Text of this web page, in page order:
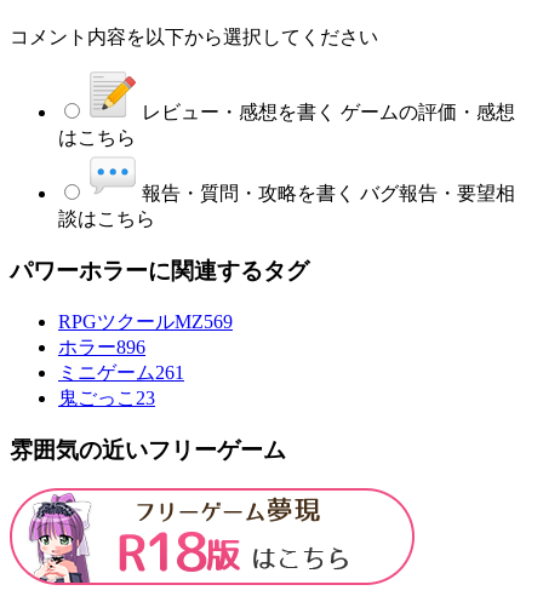
コメント内容を以下から選択してください
レビュー・感想を書く ゲームの評価・感想
はこちら
報告・質問・攻略を書く バグ報告・要望相
談はこちら
パワーホラーに関連するタグ
RPGツクールMZ569
ホラー896
ミニゲーム261
鬼ごっこ 23
雰囲気の近いフリーゲーム